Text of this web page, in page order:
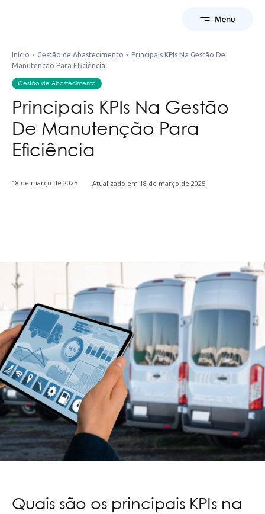
Início Gestão de Abastecimento
Principais KPIs Na Gestão De
Manutenção Para Eficiência
Gestão de Abastecimento
Principais KPIs Na Gestão
De Manutenção Para
Eficiência
18 de março de 2025 Atualizado em 18 de março de 2025
Quais são os principais KPIs na